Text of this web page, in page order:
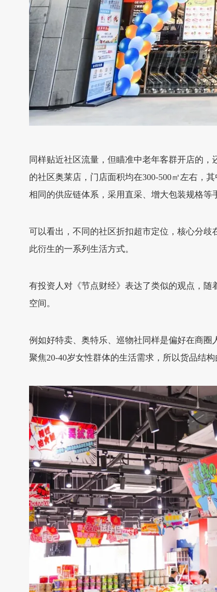
同样贴近社区流量，但瞄准中老年客群开店的
的社区奥莱店，门店面积均在300-500㎡左右，
相同的供应链体系，采用直采、增大包装规格等
可以看出，不同的社区折扣超市定位，核心分
此衍生的一系列生活方式。
有投资人对《节点财经》表达了类似的观点，
空间。
例如好特卖、奥特乐、巡物社同样是偏好在商
聚焦20-40岁女性群体的生活需求，所以货品结